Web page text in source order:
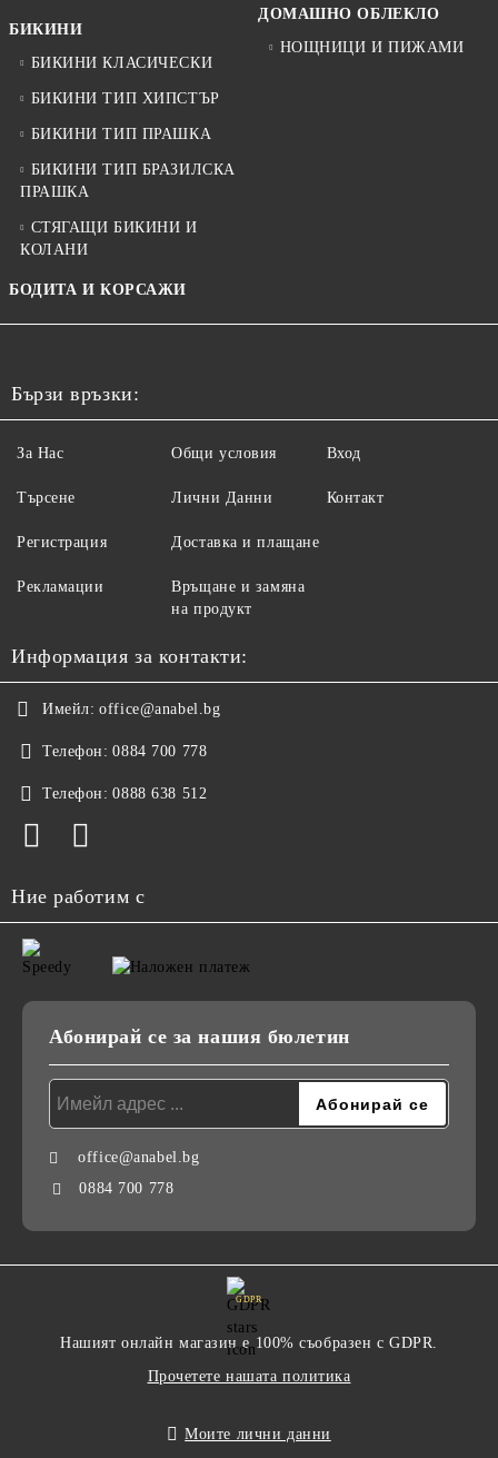
БИКИНИ
БИКИНИ КЛАСИЧЕСКИ
БИКИНИ ТИП ХИПСТЪР
БИКИНИ ТИП ПРАШКА
БИКИНИ ТИП БРАЗИЛСКА
ПРАШКА
СТЯГАЩИ БИКИНИ И
КОЛАНИ
БОДИТА И КОРСАЖИ
ДОМАШНО ОБЛЕКЛО
НОЩНИЦИ И ПИЖАМИ
Бързи връзки:
За Нас
Търсене
Регистрация
Рекламации
Общи условия
Лични Данни
Доставка и плащане
Връщане и замяна
на продукт
Вход
Контакт
Информация за контакти:
Имейл: office@anabel.bg
Телефон: 0884 700 778
Телефон: 0888 638 512
Ние работим с
Абонирай се за нашия бюлетин
office@anabel.bg
0884 700 778
GDPR
Нашият онлайн магазин е 100% съобразен с GDPR.
Прочетете нашата политика
Моите лични данни